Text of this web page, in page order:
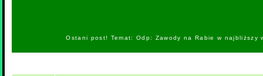
Ostani post! Temat: Odp: Zawody na Rabie w